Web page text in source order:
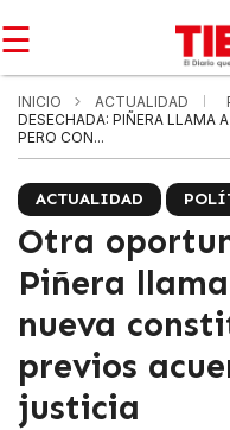
☰
INICIO ACTUALIDAD
DESECHADA: PIÑERA LLAMA
PERO CON...
ACTUALIDAD
Otra
Piñera
nueva
previos
justicia